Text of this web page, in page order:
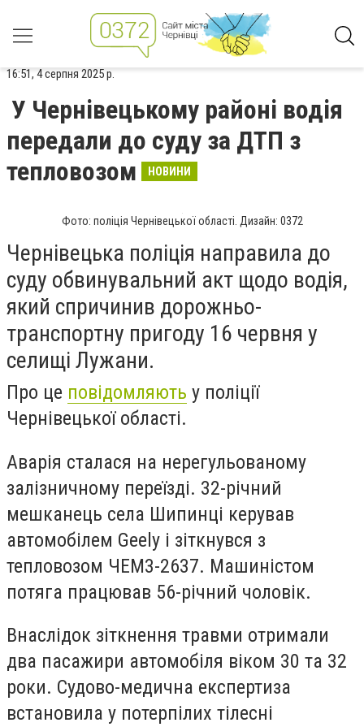
16:51, 4 серпня 2025 р.
У Чернівецькому районі водія
передали до суду за ДТП з
тепловозом
НОВИНИ
Фото: поліція Чернівецької області. Дизайн: 0372
Чернівецька поліція направила до
суду обвинувальний акт щодо водія,
який спричинив дорожньо-
транспортну пригоду 16 червня у
селищі Лужани.
Про це повідомляють у поліції
Чернівецької області.
Аварія сталася на нерегульованому
залізничному переїзді. 32-річний
мешканець села Шипинці керував
автомобілем Geely і зіткнувся з
тепловозом ЧЕМ3-2637. Машиністом
потяга працював 56-річний чоловік.
Внаслідок зіткнення травми отримали
два пасажири автомобіля віком 30 та 32
роки. Судово-медична експертиза
встановила у потерпілих тілесні